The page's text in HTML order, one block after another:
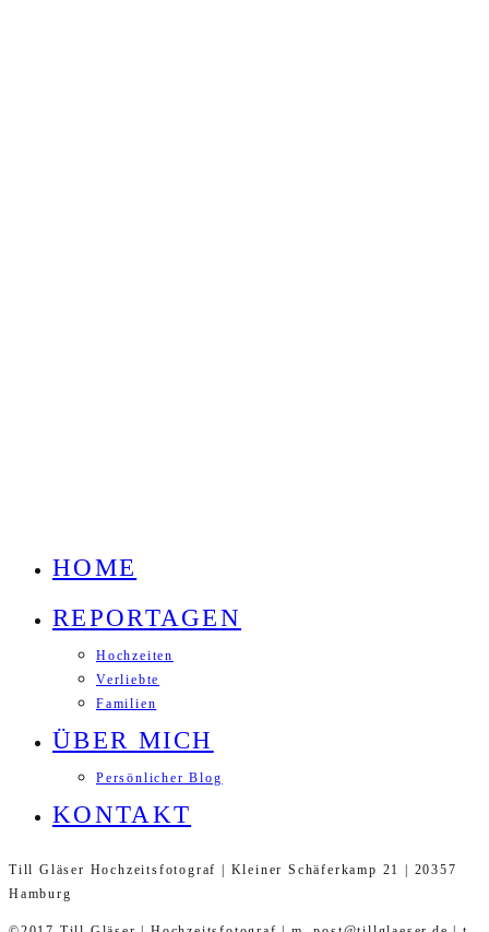
HOME
REPORTAGEN
Hochzeiten
Verliebte
Familien
ÜBER MICH
Persönlicher Blog
KONTAKT
Till Gläser Hochzeitsfotograf | Kleiner Schäferkamp 21 | 20357
Hamburg